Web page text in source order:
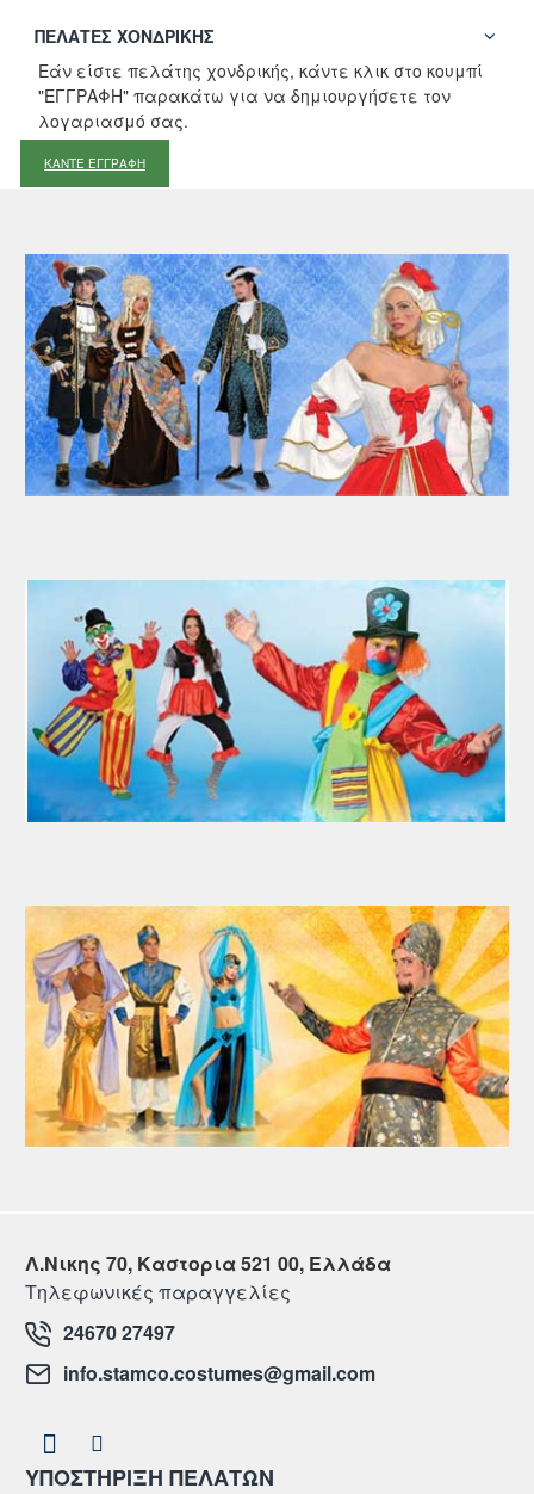
ΠΕΛΆΤΕΣ ΧΟΝΔΡΙΚΉΣ
Εάν είστε πελάτης χονδρικής, κάντε κλικ στο κουμπί
"ΕΓΓΡΑΦΗ" παρακάτω για να δημιουργήσετε τον
λογαριασμό σας.
ΚΑΝΤΕ ΕΓΓΡΑΦΗ
Λ.Νικης 70, Καστορια 521 00, Ελλάδα
Τηλεφωνικές παραγγελίες
24670 27497
info.stamco.costumes@gmail.com
ΥΠΟΣΤΗΡΙΞΗ ΠΕΛΑΤΩΝ